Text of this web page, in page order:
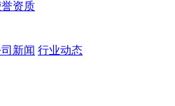
资质
新闻 行业动态